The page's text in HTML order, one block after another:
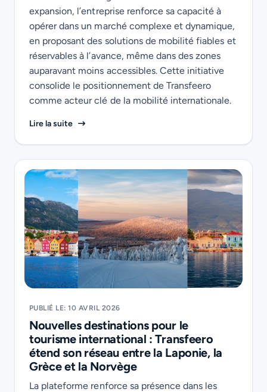
expansion, l’entreprise renforce sa capacité à
opérer dans un marché complexe et dynamique,
en proposant des solutions de mobilité fiables et
réservables à l’avance, même dans des zones
auparavant moins accessibles. Cette initiative
consolide le positionnement de Transfeero
comme acteur clé de la mobilité internationale.
Lire la suite Au-delà des grandes portes d’entrée :
PUBLIÉ LE: 10 AVRIL 2026
Nouvelles destinations pour le
tourisme international : Transfeero
étend son réseau entre la Laponie, la
Grèce et la Norvège
La plateforme renforce sa présence dans les